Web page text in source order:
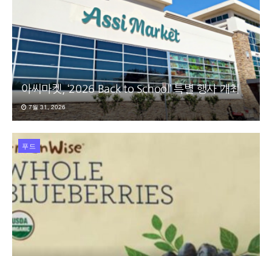
아씨마켓, ‘2026 Back to School’ 특별 행사 개최
7월 31, 2026
푸드